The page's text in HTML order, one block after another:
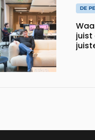
DE
juist